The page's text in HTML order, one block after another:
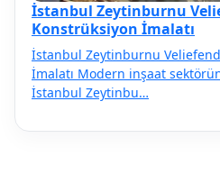
İstanbul Zeytinburnu
Konstrüksiyon İmalatı
İstanbul Zeytinburnu
İmalatı Modern inşaat
İstanbul Zeytinbu…